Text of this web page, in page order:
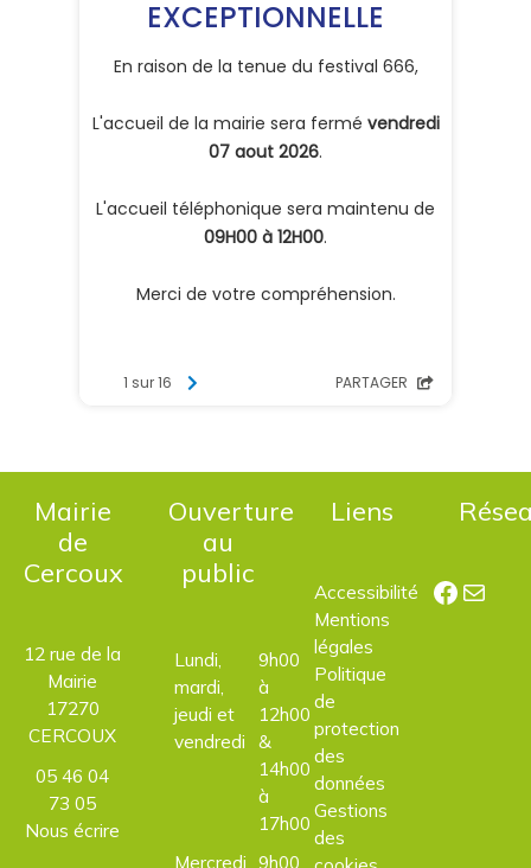
Mairie
de
Cercoux
12 rue de la
Mairie
17270
CERCOUX
05 46 04
73 05
Nous écrire
Ouverture
au
public
Lundi,
mardi,
jeudi et
vendredi
9h00
à
12h00
&
14h00
à
17h00
Mercredi 9h00
Liens
Accessibilité
Mentions
légales
Politique
de
protection
des
données
Gestions
des
E-mail